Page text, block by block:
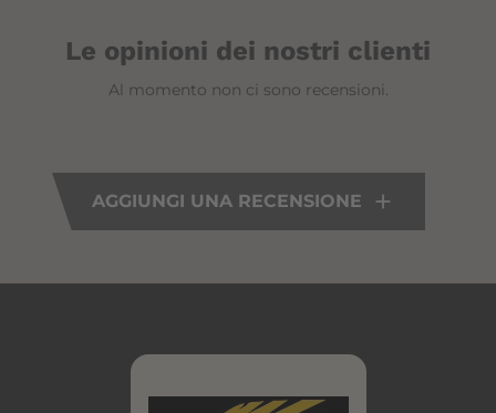
Le opinioni dei nostri clienti
Al momento non ci sono recensioni.
AGGIUNGI UNA RECENSIONE